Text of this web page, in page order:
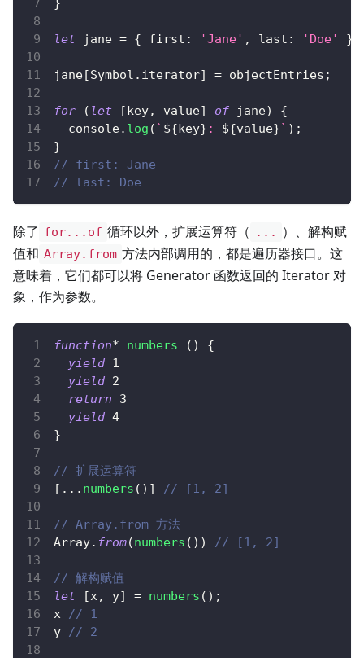
}
let jane = { first : 'Jane' , last : 'Doe' }
jane[Symbol . iterator] = objectEntries ;
for ( let [key, value] of jane)
{
console. log ( ` ${key} : ${value}` ) ;
}
// first: Jane
// last: Doe
除了 for...of 循环以外，扩展运算符（ ...
）、解构赋
值和 Array.from 方法内部调用的，都是遍历器接口。这
意味着，它们都可以将 Generator 函数返回的 Iterator 对
象，作为参数。
function* numbers ( )
{
yield 1
yield 2
return
3
yield 4
}
// 扩展运算符
[ ... numbers ( ) ] // [1, 2]
// Array.from 方法
Array. from(numbers ( ) ) // [1, 2]
// 解构赋值
let
[x, y] = numbers ( ) ;
x // 1
y // 2